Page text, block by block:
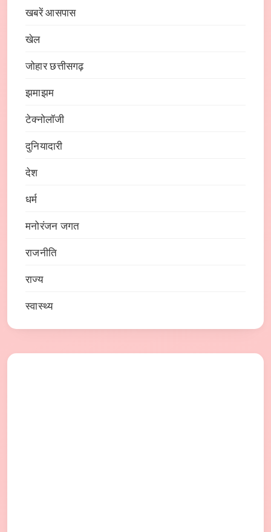
खबरें आसपास
खेल
जोहार छत्तीसगढ़
झमाझम
टेक्नोलॉजी
दुनियादारी
देश
धर्म
मनोरंजन जगत
राजनीति
राज्य
स्वास्थ्य